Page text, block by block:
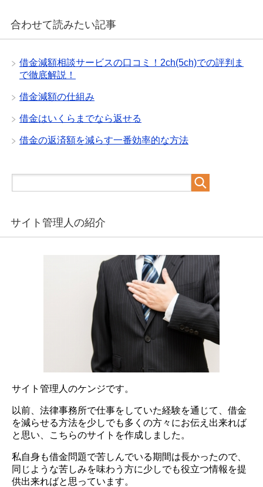
合わせて読みたい記事
借金減額相談サービスの口コミ！2ch(5ch)での評判ま
で徹底解説！
借金減額の仕組み
借金はいくらまでなら返せる
借金の返済額を減らす一番効率的な方法
サイト管理人の紹介
サイト管理人のケンジです。
以前、法律事務所で仕事をしていた経験を通じて、借金
を減らせる方法を少しでも多くの方々にお伝え出来れば
と思い、こちらのサイトを作成しました。
私自身も借金問題で苦しんでいる期間は長かったので、
同じような苦しみを味わう方に少しでも役立つ情報を提
供出来ればと思っています。